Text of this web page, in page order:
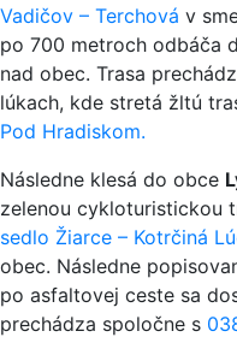
Vadičov – Terchová v
po 700 metroch odbáča
nad obec. Trasa
lúkach, kde stretá žltú
Pod Hradiskom.
Následne klesá do obce
zelenou cykloturistickou
sedlo Žiarce – Kotrčiná
obec. Následne
po asfaltovej ceste sa
prechádza spoločne s